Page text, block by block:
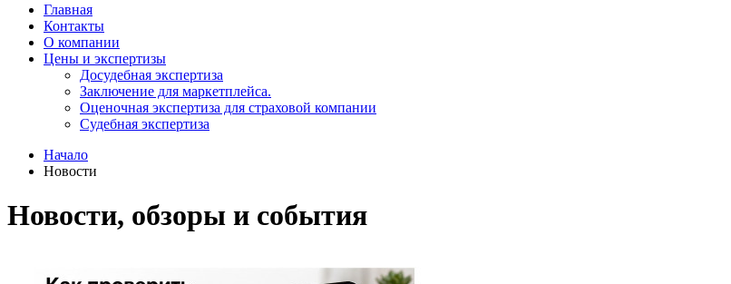
Главная
Контакты
О компании
Цены и экспертизы
Досудебная экспертиза
Заключение для маркетплейса.
Оценочная экспертиза для страховой компании
Судебная экспертиза
Начало
Новости
Новости, обзоры и события